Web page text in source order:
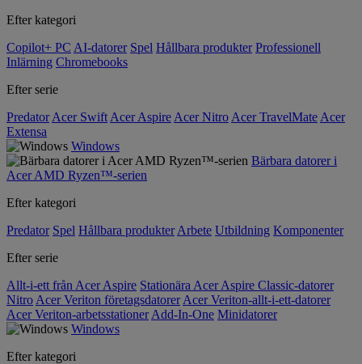
Efter kategori
Copilot+ PC AI-datorer Spel Hållbara produkter Professionell
Inlärning Chromebooks
Efter serie
Predator Acer Swift Acer Aspire Acer Nitro Acer TravelMate Acer
Extensa
Windows
Bärbara datorer i
Acer AMD Ryzen™-serien
Efter kategori
Predator Spel Hållbara produkter Arbete Utbildning Komponenter
Efter serie
Allt-i-ett från Acer Aspire Stationära Acer Aspire Classic-datorer
Nitro Acer Veriton företagsdatorer Acer Veriton-allt-i-ett-datorer
Acer Veriton-arbetsstationer Add-In-One Minidatorer
Windows
Efter kategori